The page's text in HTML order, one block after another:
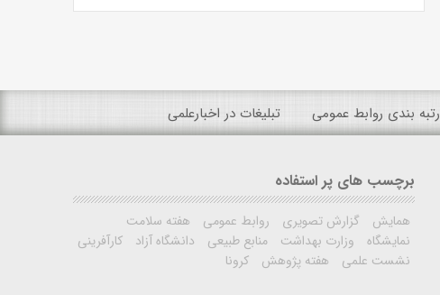
رتبه بندی روابط عمومی تبلیغات در اخبارعلمی
برچسب های پر استفاده
همایش گزارش تصویری روابط عمومی
هفته سلامت
نمایشگاه
وزارت بهداشت منابع طبیعی دانشگاه آزاد
کارآفرینی
نشست علمی
هفته پژوهش کرونا